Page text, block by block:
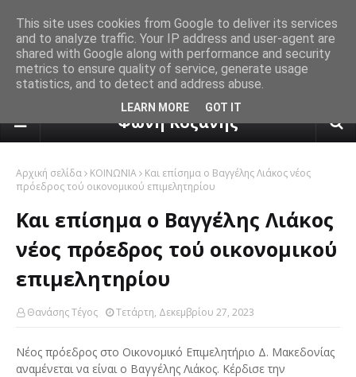
πρόγνωση καιρού από το
Φωνή Κοζάνης
Αρχική σελίδα ΚΟΙΝΩΝΙΑ
Και επίσημα ο Βαγγέλης Λιάκος νέος
πρόεδρος τού οικονομικού επιμελητηρίου
Και επίσημα ο Βαγγέλης Λιάκος
νέος πρόεδρος τού οικονομικού
επιμελητηρίου
Θανάσης Τέγος Τετάρτη, Δεκεμβρίου 27, 2023
Νέος πρόεδρος στο Οικονομικό Επιμελητήριο Δ. Μακεδονίας
αναμένεται να είναι ο Βαγγέλης Λιάκος. Κέρδισε την
This site uses cookies from Google to deliver its services
and to analyze traffic. Your IP address and user-agent are
shared with Google along with performance and security
metrics to ensure quality of service, generate usage
statistics, and to detect and address abuse.
LEARN MORE GOT IT